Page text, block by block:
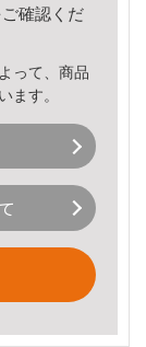
ご確認くだ
って、商品
ます。